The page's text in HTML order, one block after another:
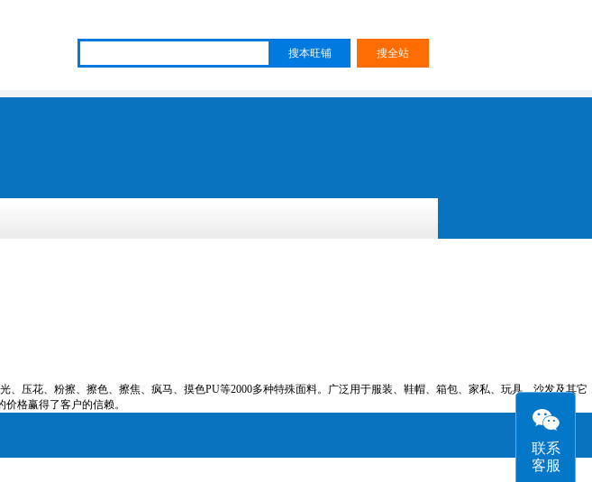
花、粉擦、擦色、擦焦、疯马、摸色PU等2000多种特殊面料。广泛用于服装、鞋帽、箱包、家私、玩具、沙发及其它
格赢得了客户的信赖。
联系
客服